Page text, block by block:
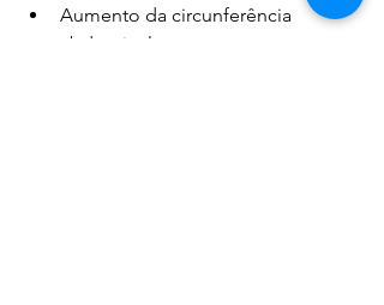
Aumento da circunferência
abdominal